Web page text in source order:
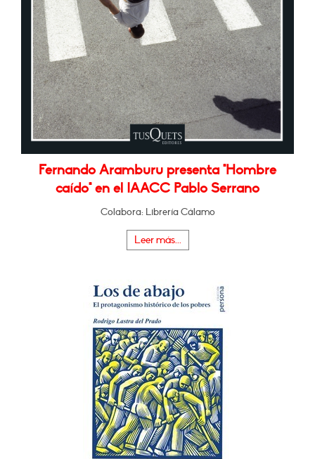
Fernando Aramburu presenta "Hombre
caído" en el IAACC Pablo Serrano
Colabora: Librería Cálamo
Leer más...